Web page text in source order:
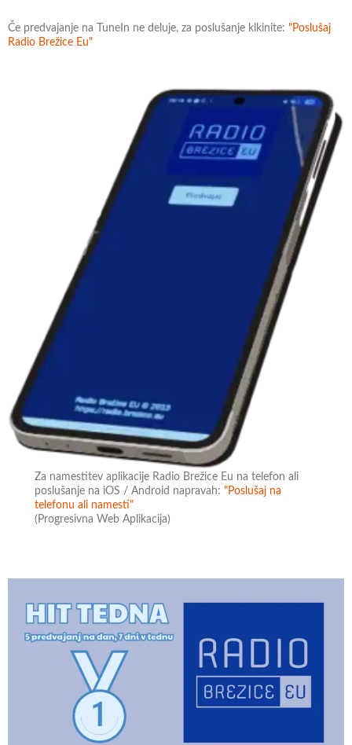
Če predvajanje na TuneIn ne deluje, za poslušanje klkinite: "Poslušaj
Radio Brežice Eu"
Za namestitev aplikacije Radio Brežice Eu na telefon ali
poslušanje na iOS / Android napravah:"Poslušaj na
telefonu ali namesti"
(Progresivna Web Aplikacija)